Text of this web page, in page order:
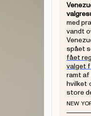
med
vandt
spået
fået
valget
ramt af
hvilket
store
NEW